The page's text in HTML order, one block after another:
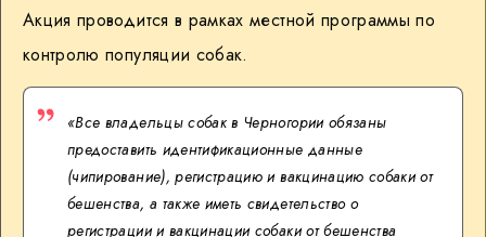
Акция проводится в рамках местной программы по
контролю популяции собак.
«Все владельцы собак в Черногории обязаны
предоставить идентификационные данные
(чипирование), регистрацию и вакцинацию собаки от
бешенства, а также иметь свидетельство о
регистрации и вакцинации собаки от бешенства